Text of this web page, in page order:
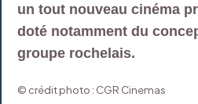
un tout nouveau cinéma
doté notamment du
groupe rochelais.
© crédit photo : CGR Cinemas